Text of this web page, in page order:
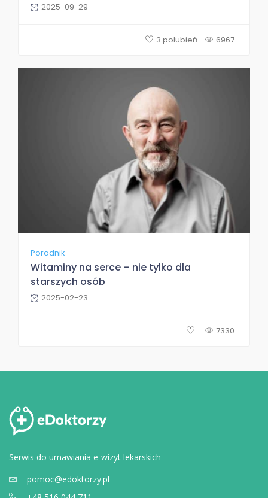
2025-09-29
3 polubień 6967
Poradnik
Witaminy na serce – nie tylko dla
starszych osób
2025-02-23
7330
Serwis do umawiania e-wizyt lekarskich
pomoc@edoktorzy.pl